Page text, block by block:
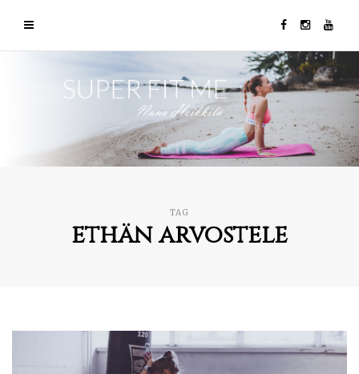
TAG
ethän arvostele